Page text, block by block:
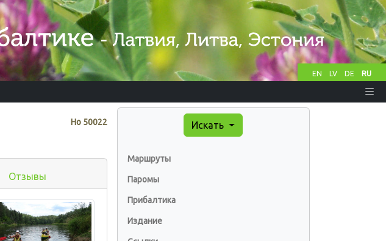
EN LV DE RU
Нo 50022
Отзывы
Искать
Маршруты
Паромы
Прибалтика
Издание